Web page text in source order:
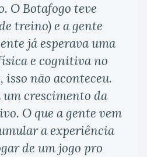
O Botafogo teve
treino) e a gente
já esperava uma
e cognitiva no
isso não aconteceu.
um crescimento da
O que a gente vem
a experiência
de um jogo pro